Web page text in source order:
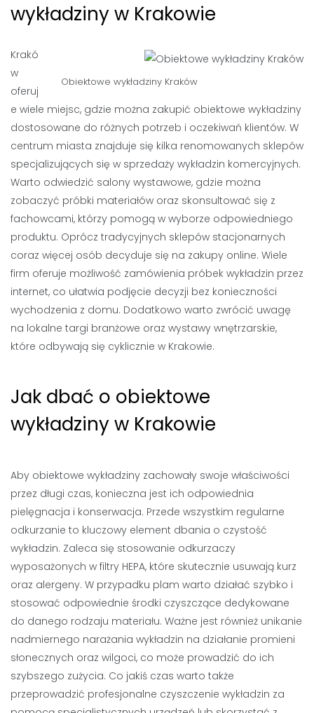
wykładziny w Krakowie
Obiektowe wykładziny Kraków
Krakó
w
oferuj
e wiele miejsc, gdzie można zakupić obiektowe wykładziny
dostosowane do różnych potrzeb i oczekiwań klientów. W
centrum miasta znajduje się kilka renomowanych sklepów
specjalizujących się w sprzedaży wykładzin komercyjnych.
Warto odwiedzić salony wystawowe, gdzie można
zobaczyć próbki materiałów oraz skonsultować się z
fachowcami, którzy pomogą w wyborze odpowiedniego
produktu. Oprócz tradycyjnych sklepów stacjonarnych
coraz więcej osób decyduje się na zakupy online. Wiele
firm oferuje możliwość zamówienia próbek wykładzin przez
internet, co ułatwia podjęcie decyzji bez konieczności
wychodzenia z domu. Dodatkowo warto zwrócić uwagę
na lokalne targi branżowe oraz wystawy wnętrzarskie,
które odbywają się cyklicznie w Krakowie.
Jak dbać o obiektowe
wykładziny w Krakowie
Aby obiektowe wykładziny zachowały swoje właściwości
przez długi czas, konieczna jest ich odpowiednia
pielęgnacja i konserwacja. Przede wszystkim regularne
odkurzanie to kluczowy element dbania o czystość
wykładzin. Zaleca się stosowanie odkurzaczy
wyposażonych w filtry HEPA, które skutecznie usuwają kurz
oraz alergeny. W przypadku plam warto działać szybko i
stosować odpowiednie środki czyszczące dedykowane
do danego rodzaju materiału. Ważne jest również unikanie
nadmiernego narażania wykładzin na działanie promieni
słonecznych oraz wilgoci, co może prowadzić do ich
szybszego zużycia. Co jakiś czas warto także
przeprowadzić profesjonalne czyszczenie wykładzin za